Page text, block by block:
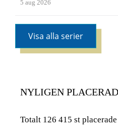
5 aug 2026
Visa alla serier
NYLIGEN
Totalt 126 415 st